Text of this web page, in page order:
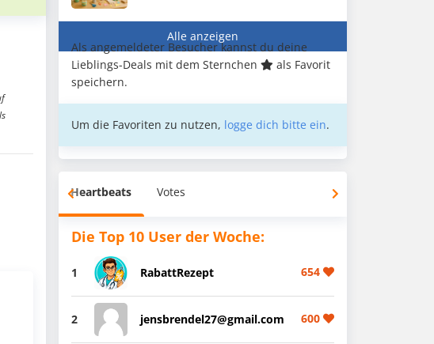
Alle anzeigen
Als angemeldeter Besucher kannst du deine
Lieblings-Deals mit dem Sternchen
als Favorit
speichern.
Um die Favoriten zu nutzen, logge dich bitte ein.
Heartbeats Votes
Die Top 10 User der Woche:
1 RabattRezept 654
2 jensbrendel27@gmail.com 600